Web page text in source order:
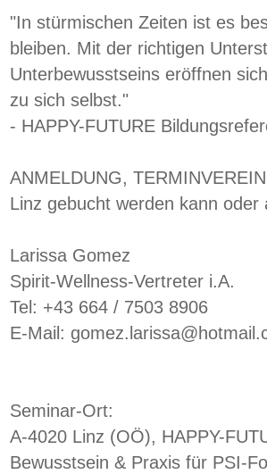
"In stürmischen Zeiten ist es
bleiben. Mit der richtigen
Unterbewusstseins eröffnen
zu sich selbst."
- HAPPY-FUTURE
ANMELDUNG,
Linz gebucht werden kann
Larissa Gomez
Spirit-Wellness-Vertreter i.A.
Tel: +43 664 / 7503 8906
E-Mail:
Seminar-Ort:
A-4020 Linz (OÖ), HAPPY-
Bewusstsein & Praxis für PSI-